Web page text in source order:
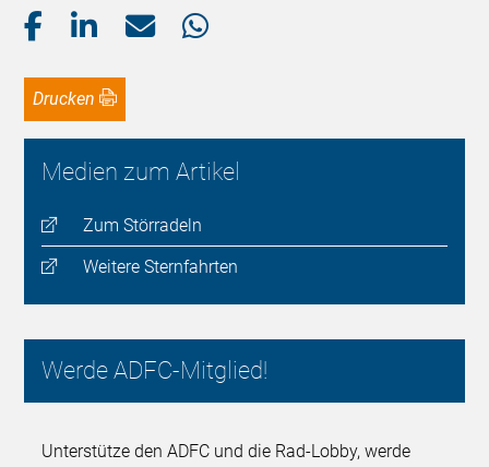
Drucken
Medien zum Artikel
Zum Störradeln
Weitere Sternfahrten
Werde ADFC-Mitglied!
Unterstütze den ADFC und die Rad-Lobby, werde